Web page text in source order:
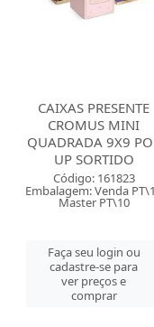
CAIXAS PRESENTE
CROMUS MINI
QUADRADA 9X9
UP SORTIDO
Código: 161823
Embalagem: Venda
Master PT\10
Faça seu login ou
cadastre-se para
ver preços e
comprar